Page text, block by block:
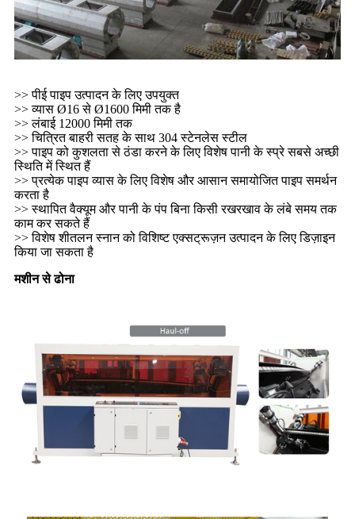
>> पीई पाइप उत्पादन के लिए उपयुक्त
>> व्यास Ø16 से Ø1600 मिमी तक है
>> लंबाई 12000 मिमी तक
>> चित्रित बाहरी सतह के साथ 304 स्टेनलेस स्टील
>> पाइप को कुशलता से ठंडा करने के लिए विशेष पानी के स्प्रे सबसे अच्छी
स्थिति में स्थित हैं
>> प्रत्येक पाइप व्यास के लिए विशेष और आसान समायोजित पाइप समर्थन
करता है
>> स्थापित वैक्यूम और पानी के पंप बिना किसी रखरखाव के लंबे समय तक
काम कर सकते हैं
>> विशेष शीतलन स्नान को विशिष्ट एक्सट्रूज़न उत्पादन के लिए डिज़ाइन
किया जा सकता है
मशीन से ढोना